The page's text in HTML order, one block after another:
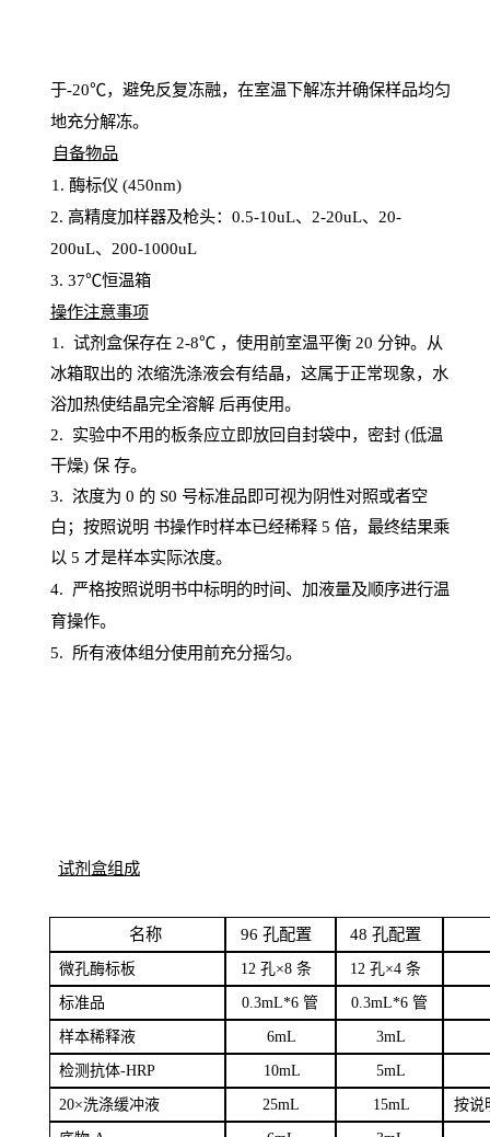
于-20℃，避免反复冻融，在室温下解冻并确保样品均匀
地充分解冻。
自备物品
1 . 酶标仪 (450nm)
2. 高精度加样器及枪头： 0.5-10uL、 2-20uL、 20-
200uL、 200-1000uL
3. 37℃恒温箱
操作注意事项
1. 试剂盒保存在 2-8℃ ，使用前室温平衡 20 分钟。从
冰箱取出的 浓缩洗涤液会有结晶，这属于正常现象，水
浴加热使结晶完全溶解 后再使用。
2. 实验中不用的板条应立即放回自封袋中，密封(低温
干燥) 保 存。
3. 浓度为 0 的 S0 号标准品即可视为阴性对照或者空
白；按照说明 书操作时样本已经稀释5 倍，最终结果乘
以 5 才是样本实际浓度。
4. 严格按照说明书中标明的时间、加液量及顺序进行温
育操作。
5. 所有液体组分使用前充分摇匀。
试剂盒组成
名称 96 孔配置 48 孔配置
微孔酶标板 12 孔×8 条 12 孔×4 条
标准品 0.3mL*6 管 0.3mL*6 管
样本稀释液 6mL 3mL
检测抗体-HRP 10mL 5mL
20×洗涤缓冲液 25mL 15mL 按说